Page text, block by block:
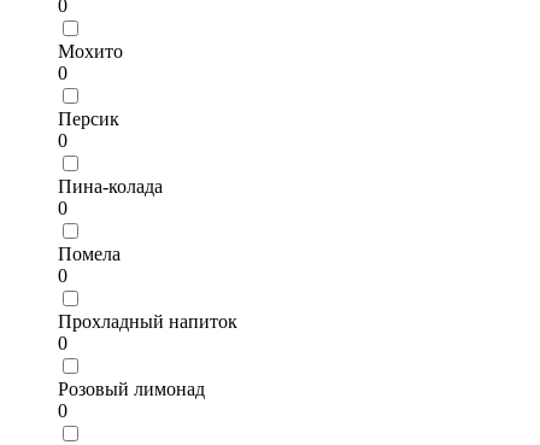
0
Мохито
0
Персик
0
Пина-колада
0
Помела
0
Прохладный напиток
0
Розовый лимонад
0